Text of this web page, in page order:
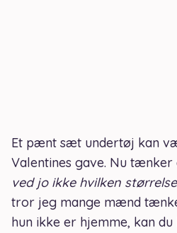
Et pænt sæt undertøj kan
Valentines gave. Nu tænker
ved jo ikke hvilken
tror jeg mange mænd
hun ikke er hjemme, kan